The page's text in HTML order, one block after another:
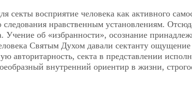
секты восприятие человека как активного
следования нравственным установлениям.
Учение об «избранности», осознание
Святым Духом давали сектанту
авторитарность, секта в представлении
внутренний ориентир в жизни,